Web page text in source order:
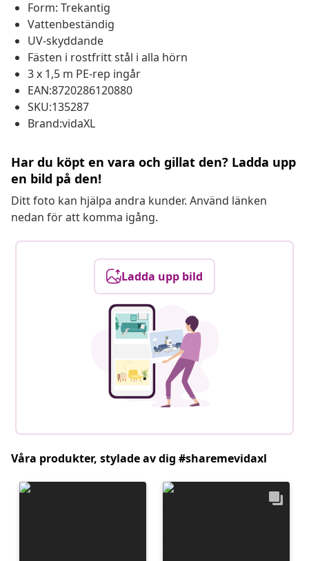
Form: Trekantig
Vattenbeständig
UV-skyddande
Fästen i rostfritt stål i alla hörn
3 x 1,5 m PE-rep ingår
EAN:8720286120880
SKU:135287
Brand:vidaXL
Har du köpt en vara och gillat den? Ladda upp
en bild på den!
Ditt foto kan hjälpa andra kunder. Använd länken
nedan för att komma igång.
Ladda upp bild
Våra produkter, stylade av dig #sharemevidaxl